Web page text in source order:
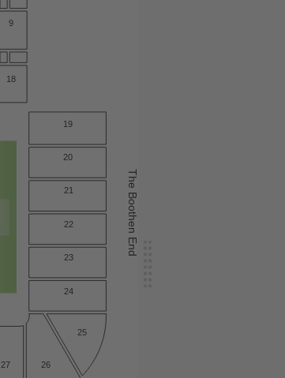
19
20
21
22
23
24
25
26
18
27
9
The Boothen End